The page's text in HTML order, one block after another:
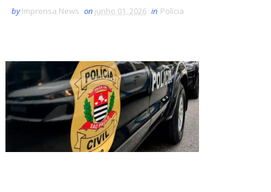
by Imprensa News on junho 01, 2026 in Polícia